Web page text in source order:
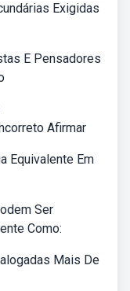
Exigidas
E Pensadores
Afirmar
Equivalente Em
Ser
Como:
Mais De